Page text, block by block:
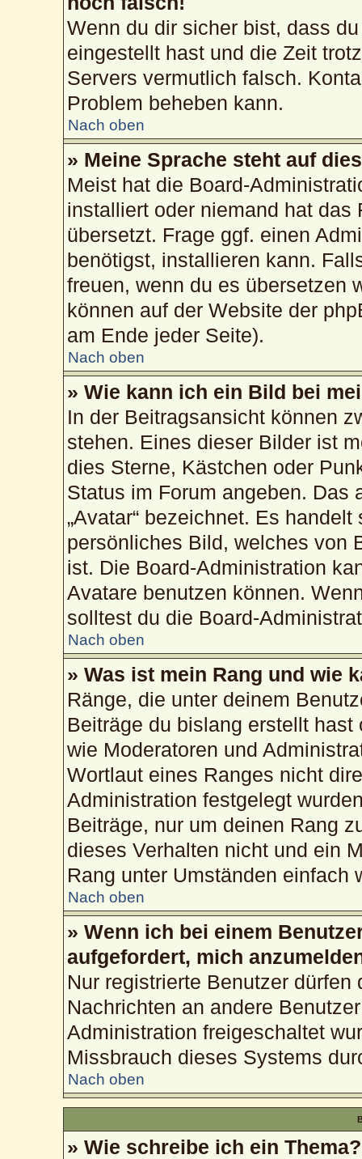
Wenn du dir sicher bist, dass
eingestellt hast und die Zeit
Servers vermutlich falsch.
Problem beheben kann.
Nach oben
» Meine Sprache steht auf
Meist hat die Board-
installiert oder niemand hat
übersetzt. Frage ggf. einen
benötigst, installieren kann.
freuen, wenn du es übersetzen
können auf der Website der
am Ende jeder Seite).
Nach oben
» Wie kann ich ein Bild bei
In der Beitragsansicht können
stehen. Eines dieser Bilder ist
dies Sterne, Kästchen oder
Status im Forum angeben. Das
„Avatar“ bezeichnet. Es
persönliches Bild, welches von
ist. Die Board-Administration
Avatare benutzen können.
solltest du die Board-
Nach oben
» Was ist mein Rang und wie
Ränge, die unter deinem
Beiträge du bislang erstellt
wie Moderatoren und
Wortlaut eines Ranges nicht
Administration festgelegt
Beiträge, nur um deinen Rang
dieses Verhalten nicht und ein
Rang unter Umständen einfach
Nach oben
» Wenn ich bei einem
aufgefordert, mich
Nur registrierte Benutzer
Nachrichten an andere
Administration freigeschaltet
Missbrauch dieses Systems
Nach oben
» Wie schreibe ich ein Thema?